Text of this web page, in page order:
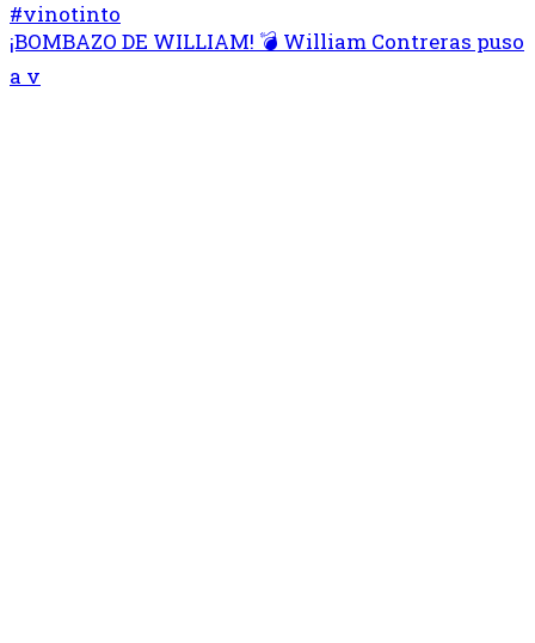
¡BOMBAZO DE WILLIAM! 💣 William Contreras puso
a v